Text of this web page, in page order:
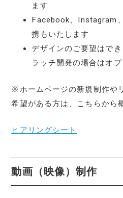
ます
Facebook、Instagram
携もいたします
デザインのご要望はで
ラッチ開発の場合はオプ
※ホームページの新規制作や
希望がある方は、こちらから
ヒアリングシート
動画（映像）制作